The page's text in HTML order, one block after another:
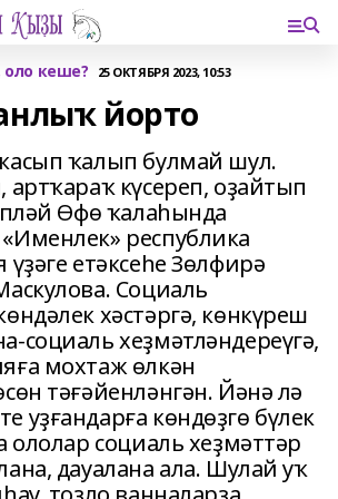
кеше? 25 ОКТЯБРЯ 2023, 10:53
йорто
ҡалып булмай шул.
күсереп, оҙайтып
Өфө ҡалаһында
республика
үҙәге етәксеһе Зөлфирә
Социаль
хәстәргә, көнкүреш
социаль хеҙмәтләндереүгә,
мохтаж өлкән
тәғәйенләнгән. Йәнә лә
уҙғандарға көндөҙгө бүлек
ололар социаль хеҙмәттәр
дауалана ала. Шулай уҡ